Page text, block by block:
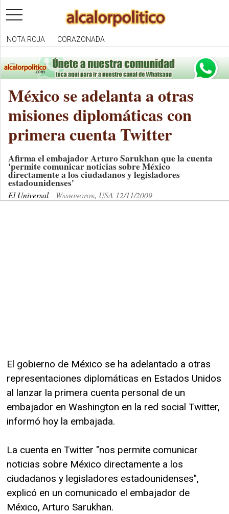
toggle
navigation
NOTA ROJA CORAZONADA
México se adelanta a otras
misiones diplomáticas con
primera cuenta Twitter
Afirma el embajador Arturo Sarukhan que la cuenta
'permite comunicar noticias sobre México
directamente a los ciudadanos y legisladores
estadounidenses'
El Universal Washington, USA 12/11/2009
El gobierno de México se ha adelantado a otras
representaciones diplomáticas en Estados Unidos
al lanzar la primera cuenta personal de un
embajador en Washington en la red social Twitter,
informó hoy la embajada.
La cuenta en Twitter "nos permite comunicar
noticias sobre México directamente a los
ciudadanos y legisladores estadounidenses",
explicó en un comunicado el embajador de
México, Arturo Sarukhan.